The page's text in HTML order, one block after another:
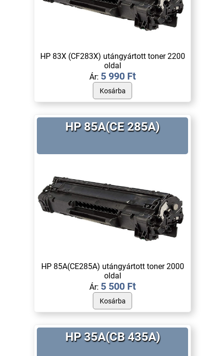
HP 83X (CF283X) utángyártott toner 2200
oldal
Ár: 5 990 Ft
HP 85A(CE 285A)
HP 85A(CE285A) utángyártott toner 2000
oldal
Ár: 5 500 Ft
HP 35A(CB 435A)